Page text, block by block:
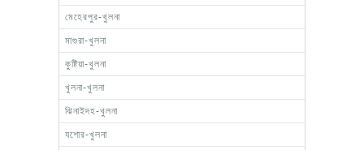
মেহেরপুর-খুলনা
মাগুরা-খুলনা
কুষ্টিয়া-খুলনা
খুলনা-খুলনা
ঝিনাইদহ-খুলনা
যশোর-খুলনা